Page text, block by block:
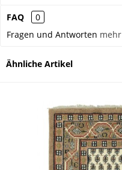
FAQ
0
Fragen und Antworten mehr
Ähnliche Artikel